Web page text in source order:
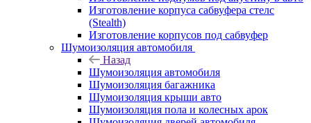
Изготовление корпуса сабвуфера стелс
(Stealth)
Изготовление корпусов под сабвуфер
Шумоизоляция автомобиля
Назад
Шумоизоляция автомобиля
Шумоизоляция багажника
Шумоизоляция крыши авто
Шумоизоляция пола и колесных арок